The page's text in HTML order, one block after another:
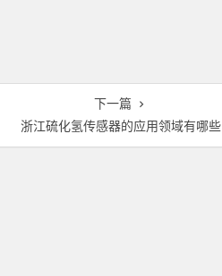
下一篇
浙江硫化氢传感器的应用领域有哪些